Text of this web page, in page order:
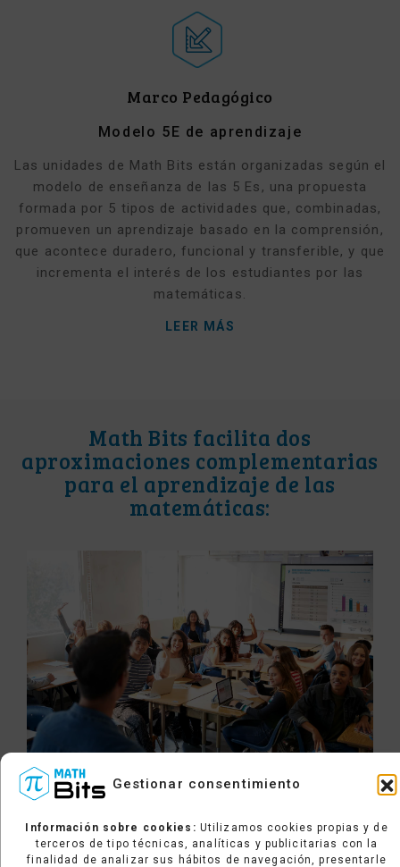
Gestionar consentimiento
Información sobre cookies: Utilizamos cookies propias y de
terceros de tipo técnicas, analíticas y publicitarias con la
finalidad de analizar sus hábitos de navegación, presentarle
Marco Pedagógico
Modelo 5E de aprendizaje
Las unidades de Math Bits están organizadas según el
modelo de enseñanza de las 5 Es, una propuesta
formada por 5 tipos de actividades que, combinadas,
promueven un aprendizaje basado en la comprensión,
que acontece duradero, funcional y transferible, y que
incrementa el interés de los estudiantes por las
matemáticas.
LEER MÁS
Math Bits facilita dos
aproximaciones complementarias
para el aprendizaje de las
matemáticas:
Actividades enfocadas en la comprensión
de los conceptos y los procedimientos.
Actividades de indagación y resolución de